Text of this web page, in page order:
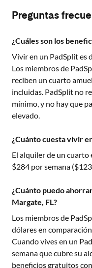
Preguntas
¿Cuáles son los
Vivir en un PadSplit es
Los miembros de
reciben un cuarto
incluidas. PadSplit no
mínimo, y no hay que
elevado.
¿Cuánto cuesta vivir
El alquiler de un cuarto
$284 por semana ($
¿Cuánto puedo
Margate, FL?
Los miembros de
dólares en
Cuando vives en un
semana que cubre su
beneficios gratuitos